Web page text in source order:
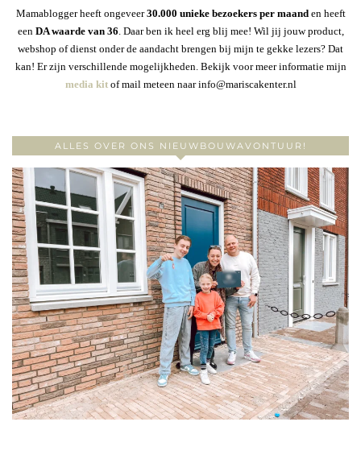
Mamablogger heeft ongeveer30.000 unieke bezoekers per maanden heeft
een DA waarde van 36 . Daar ben ik heel erg blij mee! Wil jij jouw product,
webshop of dienst onder de aandacht brengen bij mijn te gekke lezers? Dat
kan! Er zijn verschillende mogelijkheden. Bekijk voor meer informatie mijn
media kitof mail meteen naar info@mariscakenter.nl
ALLES OVER ONS NIEUWBOUWAVONTUUR!